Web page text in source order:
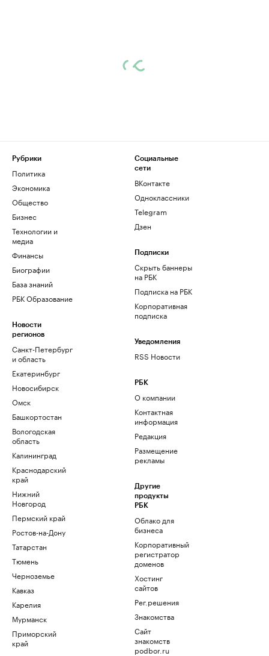
Рубрики
Политика
Экономика
Общество
Бизнес
Технологии и
медиа
Финансы
Биографии
База знаний
РБК Образование
Новости
регионов
Санкт-Петербург
и область
Екатеринбург
Новосибирск
Омск
Башкортостан
Вологодская
область
Калининград
Краснодарский
край
Нижний
Новгород
Пермский край
Ростов-на-Дону
Татарстан
Тюмень
Черноземье
Кавказ
Карелия
Мурманск
Приморский
край
Социальные
сети
ВКонтакте
Одноклассники
Telegram
Дзен
Подписки
Скрыть баннеры
на РБК
Подписка на РБК
Корпоративная
подписка
Уведомления
RSS Новости
РБК
О компании
Контактная
информация
Редакция
Размещение
рекламы
Другие
продукты
РБК
Облако для
бизнеса
Корпоративный
регистратор
доменов
Хостинг
сайтов
Рег.решения
Знакомства
Сайт
знакомств
podbor.ru